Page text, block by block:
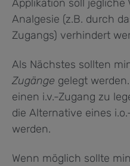
Applikation soll jegliche
Analgesie (z.B. durch
Zugangs) verhindert
Als Nächstes sollten
Zugänge gelegt
einen i.v.-Zugang zu
die Alternative eines
werden.
Wenn möglich sollte